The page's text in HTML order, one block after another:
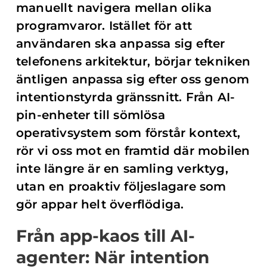
manuellt navigera mellan olika
programvaror. Istället för att
användaren ska anpassa sig efter
telefonens arkitektur, börjar tekniken
äntligen anpassa sig efter oss genom
intentionstyrda gränssnitt. Från AI-
pin-enheter till sömlösa
operativsystem som förstår kontext,
rör vi oss mot en framtid där mobilen
inte längre är en samling verktyg,
utan en proaktiv följeslagare som
gör appar helt överflödiga.
Från app-kaos till AI-
agenter: När intention